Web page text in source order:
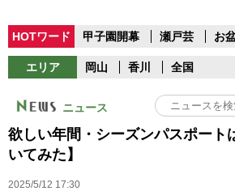
HOTワード 甲子園開幕 瀬戸芸 お
エリア 岡山 香川 全国
ニュース
欲しい年間・シーズンパスポート
いてみた】
2025/5/12 17:30